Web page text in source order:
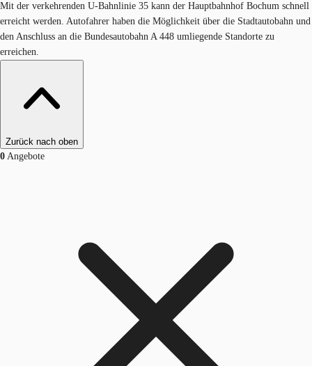
Mit der verkehrenden U-Bahnlinie 35 kann der Hauptbahnhof Bochum schnell
erreicht werden. Autofahrer haben die Möglichkeit über die Stadtautobahn und
den Anschluss an die Bundesautobahn A 448 umliegende Standorte zu
erreichen.
Zurück nach oben
0 Angebote